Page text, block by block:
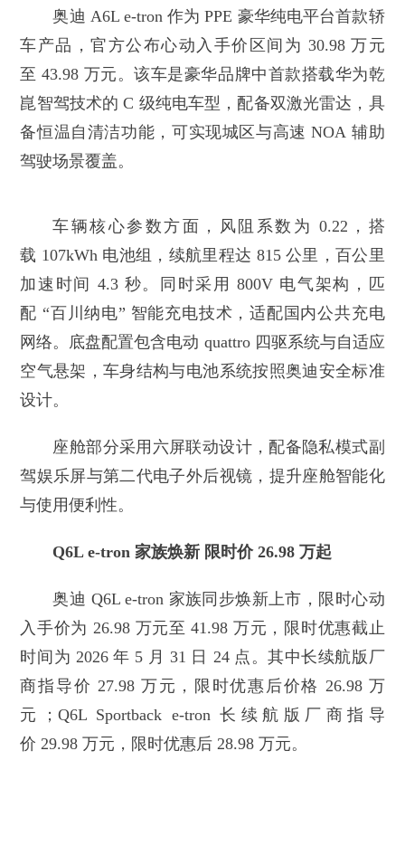
奥迪 A6L e-tron 作为 PPE 豪华纯电平台首款轿
车产品，官方公布心动入手价区间为 30.98 万元
至 43.98 万元。该车是豪华品牌中首款搭载华为乾
崑智驾技术的 C 级纯电车型，配备双激光雷达，具
备恒温自清洁功能，可实现城区与高速 NOA 辅助
驾驶场景覆盖。
车辆核心参数方面，风阻系数为 0.22，搭
载 107kWh 电池组，续航里程达 815 公里，百公里
加速时间 4.3 秒。同时采用 800V 电气架构，匹
配 “百川纳电” 智能充电技术，适配国内公共充电
网络。底盘配置包含电动 quattro 四驱系统与自适应
空气悬架，车身结构与电池系统按照奥迪安全标准
设计。
座舱部分采用六屏联动设计，配备隐私模式副
驾娱乐屏与第二代电子外后视镜，提升座舱智能化
与使用便利性。
Q6L e-tron 家族焕新 限时价 26.98 万起
奥迪 Q6L e-tron 家族同步焕新上市，限时心动
入手价为 26.98 万元至 41.98 万元，限时优惠截止
时间为 2026 年 5 月 31 日 24 点。其中长续航版厂
商指导价 27.98 万元，限时优惠后价格 26.98 万
元；Q6L Sportback e-tron 长续航版厂商指导
价 29.98 万元，限时优惠后 28.98 万元。